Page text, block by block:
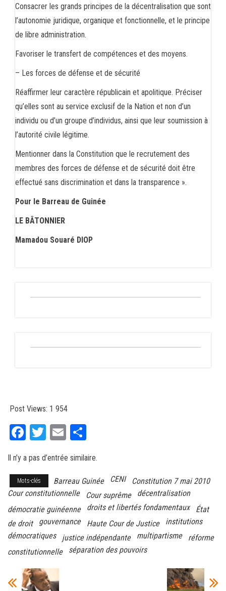
Consacrer les grands principes de la décentralisation que sont
l’autonomie juridique, organique et fonctionnelle, et le principe
de libre administration.
Favoriser le transfert de compétences et des moyens.
– Les forces de défense et de sécurité
Réaffirmer leur caractère républicain et apolitique. Préciser
qu’elles sont au service exclusif de la Nation et non d’un
individu ou d’un groupe d’individus, ainsi que leur soumission à
l’autorité civile légitime.
Mentionner dans la Constitution que le recrutement des
membres des forces de défense et de sécurité doit être
effectué sans discrimination et dans la transparence ».
Pour le Barreau de Guinée
LE BÂTONNIER
Mamadou Souaré DIOP
Post Views: 1 954
Fa
bo
ok
T
tt
er
E
ail ag
er
Il n’y a pas d’entrée similaire.
Mots-clés Barreau Guinée CENI
Constitution 7 mai 2010
Cour constitutionnelle
Cour suprême
décentralisation
démocratie guinéenne
droits et libertés fondamentaux
État
de droit
gouvernance Haute Cour de Justice
institutions
démocratiques
justice indépendante multipartisme
réforme
constitutionnelle
séparation des pouvoirs